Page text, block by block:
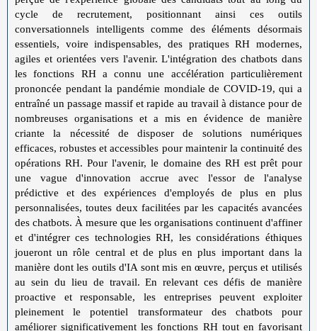
cycle de recrutement, positionnant ainsi ces outils
conversationnels intelligents comme des éléments désormais
essentiels, voire indispensables, des pratiques RH modernes,
agiles et orientées vers l'avenir. L'intégration des chatbots dans
les fonctions RH a connu une accélération particulièrement
prononcée pendant la pandémie mondiale de COVID-19, qui a
entraîné un passage massif et rapide au travail à distance pour de
nombreuses organisations et a mis en évidence de manière
criante la nécessité de disposer de solutions numériques
efficaces, robustes et accessibles pour maintenir la continuité des
opérations RH. Pour l'avenir, le domaine des RH est prêt pour
une vague d'innovation accrue avec l'essor de l'analyse
prédictive et des expériences d'employés de plus en plus
personnalisées, toutes deux facilitées par les capacités avancées
des chatbots. À mesure que les organisations continuent d'affiner
et d'intégrer ces technologies RH, les considérations éthiques
joueront un rôle central et de plus en plus important dans la
manière dont les outils d'IA sont mis en œuvre, perçus et utilisés
au sein du lieu de travail. En relevant ces défis de manière
proactive et responsable, les entreprises peuvent exploiter
pleinement le potentiel transformateur des chatbots pour
améliorer significativement les fonctions RH tout en favorisant